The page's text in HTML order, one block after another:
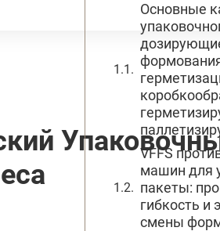
Основные
VFFS
машин для
пакеты:
гибкость и
смены